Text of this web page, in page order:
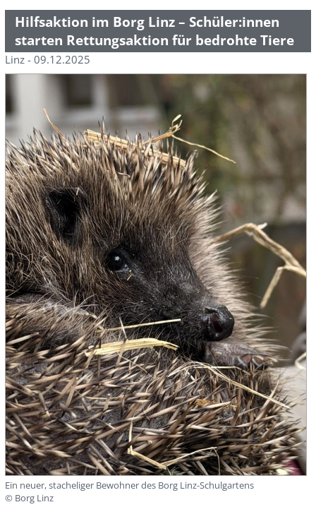
Hilfsaktion im Borg Linz – Schüler:innen
starten Rettungsaktion für bedrohte Tiere
Linz - 09.12.2025
Ein neuer, stacheliger Bewohner des Borg Linz-Schulgartens
© Borg Linz